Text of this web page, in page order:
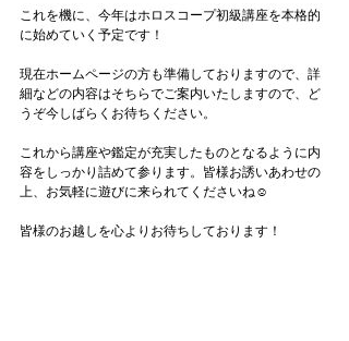
これを機に、今年はホロスコープ初級講座を本格的
に始めていく予定です！
現在ホームページの方も準備しておりますので、詳
細などの内容はそちらでご案内いたしますので、ど
うぞ今しばらくお待ちください。
これから講座や鑑定が充実したものとなるように内
容をしっかり詰めて参ります。皆様お誘いあわせの
上、お気軽に遊びに来られてくださいね☺
皆様のお越しを心よりお待ちしております！